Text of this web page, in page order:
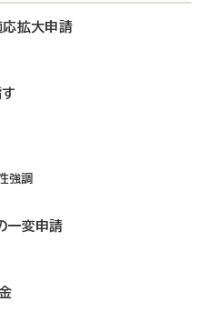
拡大申請
強調
一変申請